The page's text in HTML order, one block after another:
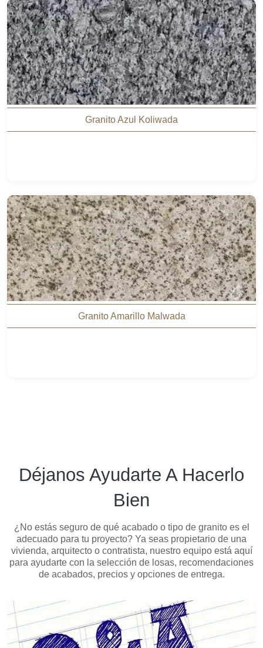
Granito Azul Koliwada
Granito Amarillo Malwada
Déjanos Ayudarte A Hacerlo
Bien
¿No estás seguro de qué acabado o tipo de granito es el
adecuado para tu proyecto? Ya seas propietario de una
vivienda, arquitecto o contratista, nuestro equipo está aquí
para ayudarte con la selección de losas, recomendaciones
de acabados, precios y opciones de entrega.